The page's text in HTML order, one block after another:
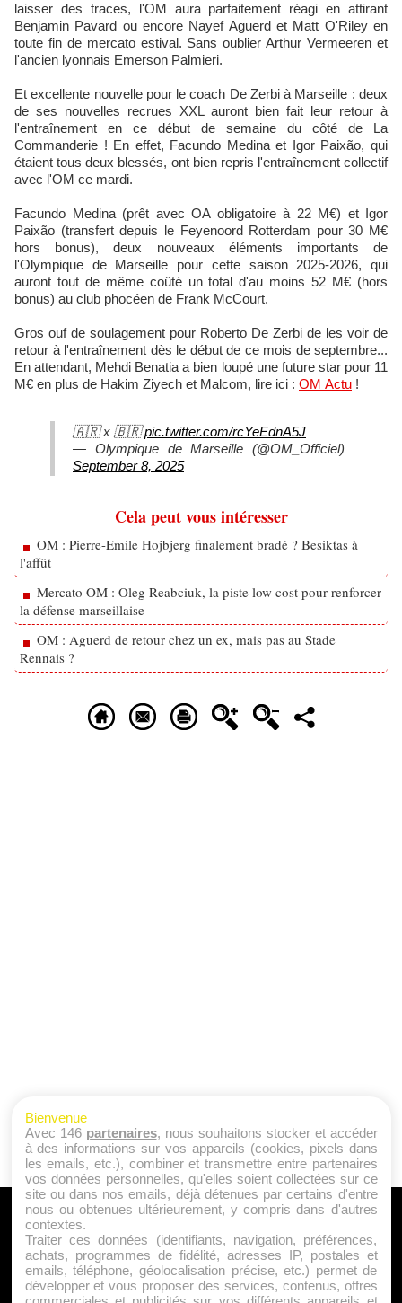
laisser des traces, l'OM aura parfaitement réagi en attirant
Benjamin Pavard ou encore Nayef Aguerd et Matt O'Riley en
toute fin de mercato estival. Sans oublier Arthur Vermeeren et
l'ancien lyonnais Emerson Palmieri.
Et excellente nouvelle pour le coach De Zerbi à Marseille : deux
de ses nouvelles recrues XXL auront bien fait leur retour à
l'entraînement en ce début de semaine du côté de La
Commanderie ! En effet, Facundo Medina et Igor Paixão, qui
étaient tous deux blessés, ont bien repris l'entraînement collectif
avec l'OM ce mardi.
Facundo Medina (prêt avec OA obligatoire à 22 M€) et Igor
Paixão (transfert depuis le Feyenoord Rotterdam pour 30 M€
hors bonus), deux nouveaux éléments importants de
l'Olympique de Marseille pour cette saison 2025-2026, qui
auront tout de même coûté un total d'au moins 52 M€ (hors
bonus) au club phocéen de Frank McCourt.
Gros ouf de soulagement pour Roberto De Zerbi de les voir de
retour à l'entraînement dès le début de ce mois de septembre...
En attendant, Mehdi Benatia a bien loupé une future star pour 11
M€ en plus de Hakim Ziyech et Malcom, lire ici : OM Actu !
🇦🇷 x 🇧🇷pic.twitter.com/rcYeEdnA5J
— Olympique de Marseille (@OM_Officiel)
September 8, 2025
Cela peut vous intéresser
OM : Pierre-Emile Hojbjerg finalement bradé ? Besiktas à
l'affût
Mercato OM : Oleg Reabciuk, la piste low cost pour renforcer
la défense marseillaise
OM : Aguerd de retour chez un ex, mais pas au Stade
Rennais ?
A PROPOS
Qui sommes nous ?
Mentions Légales
Publicité
Bienvenue
Avec 146 partenaires, nous souhaitons stocker et accéder
à des informations sur vos appareils (cookies, pixels dans
les emails, etc.), combiner et transmettre entre partenaires
vos données personnelles, qu'elles soient collectées sur ce
site ou dans nos emails, déjà détenues par certains d'entre
nous ou obtenues ultérieurement, y compris dans d'autres
contextes.
Traiter ces données (identifiants, navigation, préférences,
achats, programmes de fidélité, adresses IP, postales et
emails, téléphone, géolocalisation précise, etc.) permet de
développer et vous proposer des services, contenus, offres